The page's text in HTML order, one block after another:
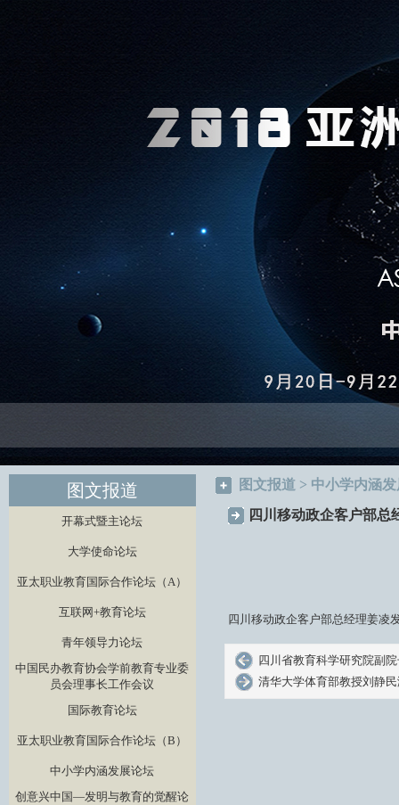
图文报道
开幕式暨主论坛
大学使命论坛
亚太职业教育国际合作论坛（A）
互联网+教育论坛
青年领导力论坛
中国民办教育协会学前教育专业委
员会理事长工作会议
国际教育论坛
亚太职业教育国际合作论坛（B）
中小学内涵发展论坛
创意兴中国—发明与教育的觉醒论
图文报道 > 中小学内涵
四川移动政企客户部总
四川移动政企客户部总经理姜凌
四川省教育科学研究院副
清华大学体育部教授刘静